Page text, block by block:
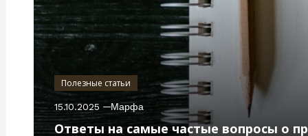
Полезные статьи
15.10.2025 Марфа
Ответы на самые частые вопросы о